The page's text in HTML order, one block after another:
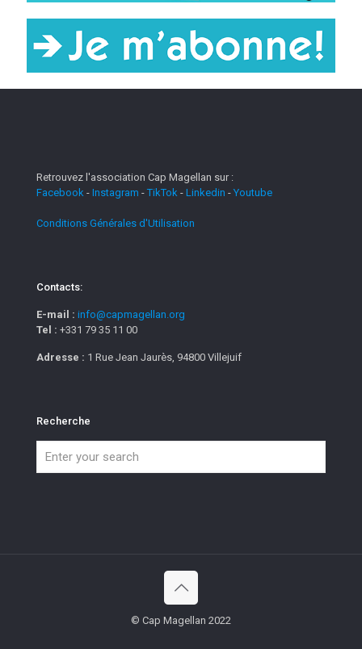
Retrouvez l'association Cap Magellan sur :
Facebook - Instagram -TikTok - Linkedin - Youtube
Conditions Générales d'Utilisation
Contacts:
E-mail : info@capmagellan.org
Tel : +331 79 35 11 00
Adresse : 1 Rue Jean Jaurès, 94800 Villejuif
Recherche
© Cap Magellan 2022